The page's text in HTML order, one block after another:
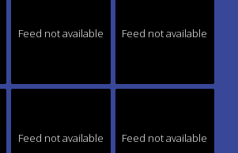
Feed not available Feed not available
Feed not available Feed not available